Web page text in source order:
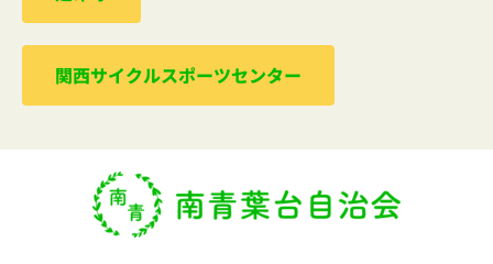
関西サイクルスポーツセンター